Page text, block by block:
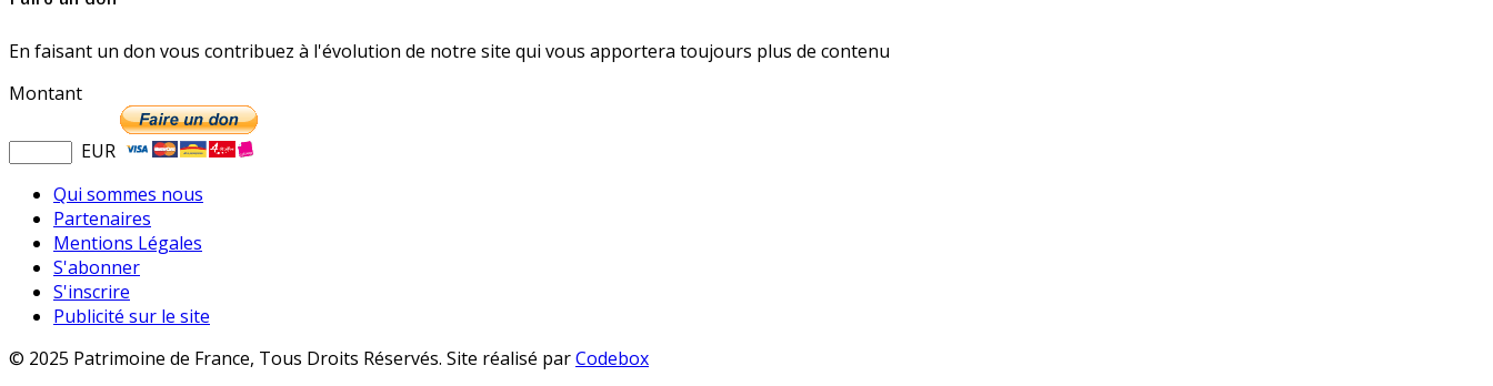
En faisant un don vous contribuez à l'évolution de notre site qui vous apportera toujours plus de contenu
Montant
EUR
Qui sommes nous
Partenaires
Mentions Légales
S'abonner
S'inscrire
Publicité sur le site
© 2025 Patrimoine de France, Tous Droits Réservés. Site réalisé parCodebox